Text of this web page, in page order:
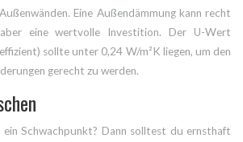
Eine Außendämmung kann recht
eine wertvolle Investition. Der U-Wert
sollte unter 0,24 W/m²K liegen, um den
gerecht zu werden.
ein Schwachpunkt? Dann solltest du ernsthaft